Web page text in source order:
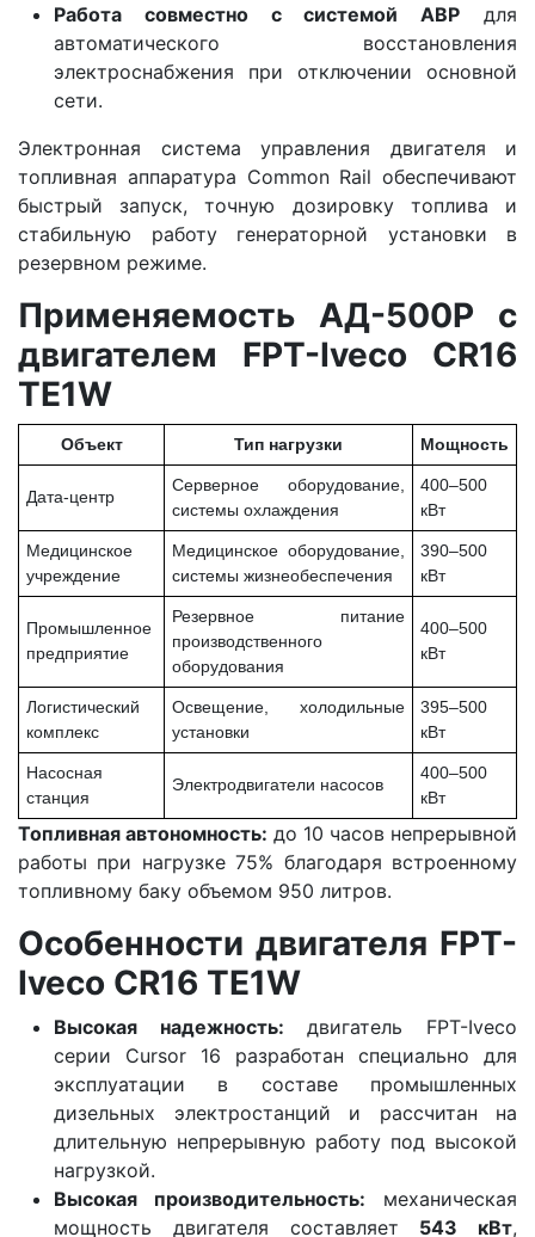
Работа совместно с системой АВР для
автоматического восстановления
электроснабжения при отключении основной
сети.
Электронная система управления двигателя и
топливная аппаратура Common Rail обеспечивают
быстрый запуск, точную дозировку топлива и
стабильную работу генераторной установки в
резервном режиме.
Применяемость АД-500Р с
двигателем FPT-Iveco CR16
TE1W
Объект Тип нагрузки Мощность
Дата-центр
Серверное оборудование,
системы охлаждения
400–500
кВт
Медицинское
учреждение
Медицинское оборудование,
системы жизнеобеспечения
390–500
кВт
Промышленное
предприятие
Резервное питание
производственного
оборудования
400–500
кВт
Логистический
комплекс
Освещение, холодильные
установки
395–500
кВт
Насосная
станция
Электродвигатели насосов
400–500
кВт
Топливная автономность: до 10 часов непрерывной
работы при нагрузке 75% благодаря встроенному
топливному баку объемом 950 литров.
Особенности двигателя FPT-
Iveco CR16 TE1W
Высокая надежность: двигатель FPT-Iveco
серии Cursor 16 разработан специально для
эксплуатации в составе промышленных
дизельных электростанций и рассчитан на
длительную непрерывную работу под высокой
нагрузкой.
Высокая производительность: механическая
мощность двигателя составляет 543 кВт,